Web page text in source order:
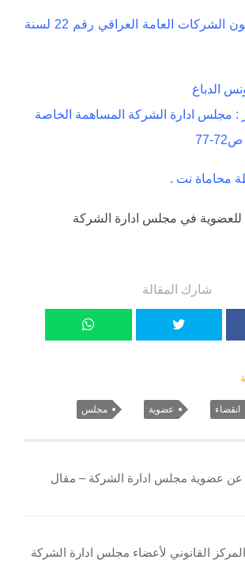
20- م/14.من قانون الشركات العامة العراقي رقم 22 لسنة
الدباغ
: مجلس ادارة الشركة المساهمة الخاصة
77
محاماة نت .
للعضوية في مجلس ادارة الشركة
شارك المقالة
انقضاء عضوية مجلس
عن عضوية مجلس ادارة الشركة – مقال
القانوني لأعضاء مجلس ادارة الشركة